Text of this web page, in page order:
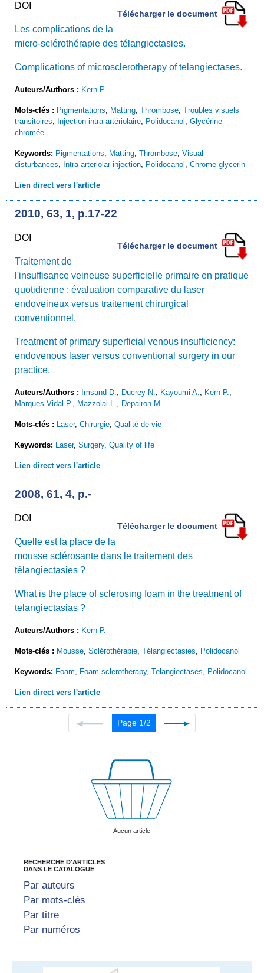
DOI
Télécharger le document
Les complications de la
micro-sclérothérapie des télangiectasies.
Complications of microsclerotherapy of telangiectases.
Auteurs/Authors : Kern P.
Mots-clés : Pigmentations Matting Thrombose Troubles visuels
transitoires
Injection intra-artériolaire Polidocanol
Glycérine
chromée
Keywords: Pigmentations Matting Thrombose Visual
disturbances
Intra-arteriolar injection Polidocanol Chrome glycerin
Lien direct vers l'article
2010, 63, 1, p.17-22
DOI
Télécharger le document
Traitement de
l'insuffisance veineuse superficielle primaire en pratique
quotidienne : évaluation comparative du laser
endoveineux versus traitement chirurgical
conventionnel.
Treatment of primary superficial venous insufficiency:
endovenous laser versus conventional surgery in our
practice.
Auteurs/Authors : Imsand D. Ducrey N. Kayoumi A. Kern P.
Marques-Vidal P.
Mazzolai L. Depairon M.
Mots-clés : Laser, Chirurgie Qualité de vie
Keywords: Laser, Surgery, Quality of life
Lien direct vers l'article
2008, 61, 4, p.-
DOI
Télécharger le document
Quelle est la place de la
mousse sclérosante dans le traitement des
télangiectasies ?
What is the place of sclerosing foam in the treatment of
telangiectasias ?
Auteurs/Authors : Kern P.
Mots-clés : Mousse Sclérothérapie Télangiectasies Polidocanol
Keywords: Foam Foam sclerotherapy, Telangiectases Polidocanol
Lien direct vers l'article
Page 1/2
Aucun article
RECHERCHE D'ARTICLES
DANS LE CATALOGUE
Par auteurs
Par mots-clés
Par titre
Par numéros